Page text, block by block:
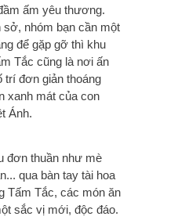
ấm yêu thương.
sở, nhóm bạn cần một
để gặp gỡ thì khu
Tắc cũng là nơi ấn
đơn giản thoáng
xanh mát của con
Ánh.
đơn thuần như mè
qua bàn tay tài hoa
Tấm Tắc, các món ăn
sắc vị mới, độc đáo.